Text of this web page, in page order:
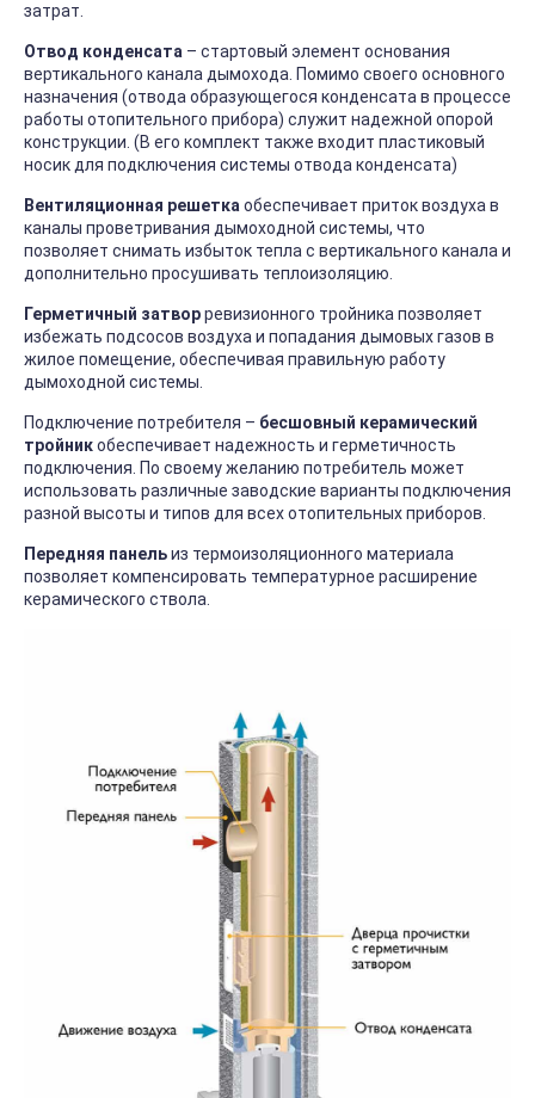
затрат.
Отвод конденсата – стартовый элемент основания
вертикального канала дымохода. Помимо своего основного
назначения (отвода образующегося конденсата в процессе
работы отопительного прибора) служит надежной опорой
конструкции. (В его комплект также входит пластиковый
носик для подключения системы отвода конденсата)
Вентиляционная решетка обеспечивает приток воздуха в
каналы проветривания дымоходной системы, что
позволяет снимать избыток тепла с вертикального канала и
дополнительно просушивать теплоизоляцию.
Герметичный затворревизионного тройника позволяет
избежать подсосов воздуха и попадания дымовых газов в
жилое помещение, обеспечивая правильную работу
дымоходной системы.
Подключение потребителя – бесшовный керамический
тройникобеспечивает надежность и герметичность
подключения. По своему желанию потребитель может
использовать различные заводские варианты подключения
разной высоты и типов для всех отопительных приборов.
Передняя панельиз термоизоляционного материала
позволяет компенсировать температурное расширение
керамического ствола.